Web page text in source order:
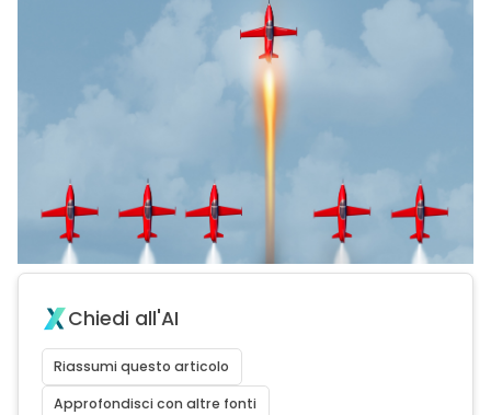
Chiedi all'AI
Riassumi questo articolo
Approfondisci con altre fonti